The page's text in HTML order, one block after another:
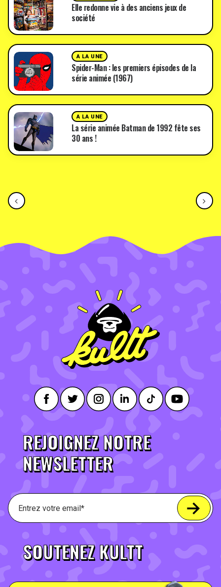
Elle redonne vie à des anciens jeux de
société
A LA UNE
Spider-Man : les premiers épisodes de la
série animée (1967)
A LA UNE
La série animée Batman de 1992 fête ses
30 ans !
REJOIGNEZ NOTRE
NEWSLETTER
SOUTENEZ KULTT